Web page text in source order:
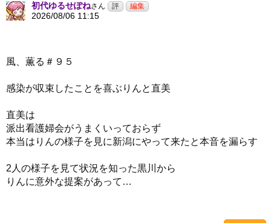
初代ゆるせぽねさん
2026/08/06 11:15
風、薫る＃９５
感染が収束したことを喜ぶりんと直美
直美は
派出看護婦会がうまくいっておらず
本当はりんの様子を見に新潟にやって来たと本音を漏らす
2人の様子を見て状況を知った黒川から
りんに意外な提案があって…